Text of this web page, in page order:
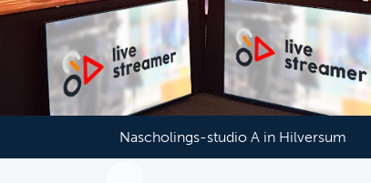
Nascholings-studio A in Hilversum